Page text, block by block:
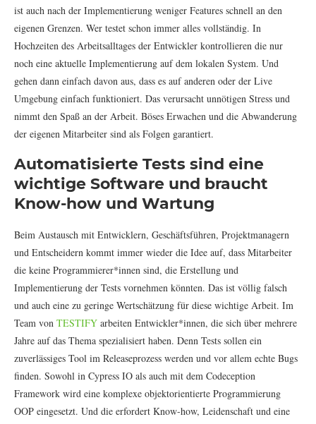
ist auch nach der Implementierung weniger Features schnell an den
eigenen Grenzen. Wer testet schon immer alles vollständig. In
Hochzeiten des Arbeitsalltages der Entwickler kontrollieren die nur
noch eine aktuelle Implementierung auf dem lokalen System. Und
gehen dann einfach davon aus, dass es auf anderen oder der Live
Umgebung einfach funktioniert. Das verursacht unnötigen Stress und
nimmt den Spaß an der Arbeit. Böses Erwachen und die Abwanderung
der eigenen Mitarbeiter sind als Folgen garantiert.
Automatisierte Tests sind eine
wichtige Software und braucht
Know-how und Wartung
Beim Austausch mit Entwicklern, Geschäftsführen, Projektmanagern
und Entscheidern kommt immer wieder die Idee auf, dass Mitarbeiter
die keine Programmierer*innen sind, die Erstellung und
Implementierung der Tests vornehmen könnten. Das ist völlig falsch
und auch eine zu geringe Wertschätzung für diese wichtige Arbeit. Im
Team von TESTIFY arbeiten Entwickler*innen, die sich über mehrere
Jahre auf das Thema spezialisiert haben. Denn Tests sollen ein
zuverlässiges Tool im Releaseprozess werden und vor allem echte Bugs
finden. Sowohl in Cypress IO als auch mit dem Codeception
Framework wird eine komplexe objektorientierte Programmierung
OOP eingesetzt. Und die erfordert Know-how, Leidenschaft und eine